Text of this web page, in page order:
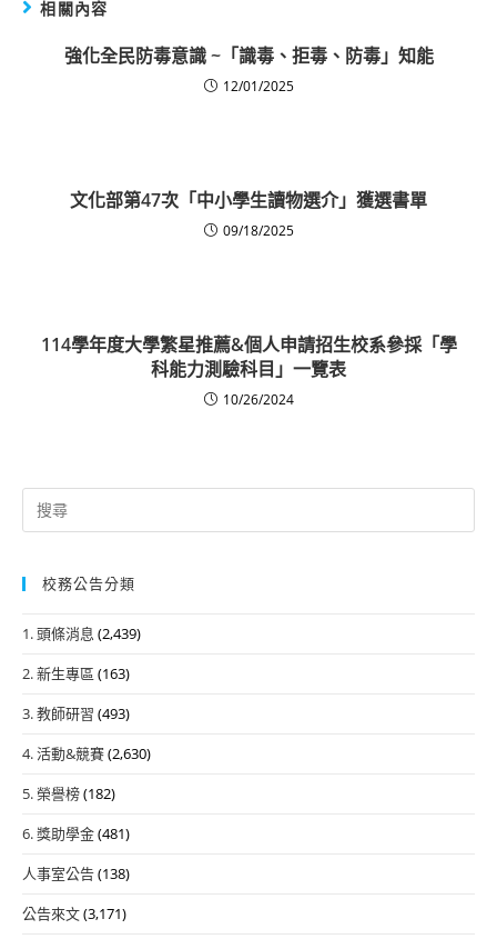
相關內容
強化全民防毒意識 ~「識毒、拒毒、防毒」知能
12/01/2025
文化部第47次「中小學生讀物選介」獲選書單
09/18/2025
114學年度大學繁星推薦&個人申請招生校系參採「學
科能力測驗科目」一覽表
10/26/2024
Search
for:
校務公告分類
1. 頭條消息 (2,439)
2. 新生專區 (163)
3. 教師研習 (493)
4. 活動&競賽(2,630)
5. 榮譽榜(182)
6. 獎助學金(481)
人事室公告(138)
公告來文(3,171)